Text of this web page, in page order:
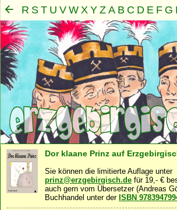
R S T U V W X Y Z A B C D E F G
O P Q
Mensch·Seele·Geist ·Familie ·
Dor klaane Prinz auf
Sie können die limitierte Auflage unter
prinz@erzgebirgisch.de für 19,- €
auch gern vom Übersetzer (Andreas
Buchhandel unter der ISBN